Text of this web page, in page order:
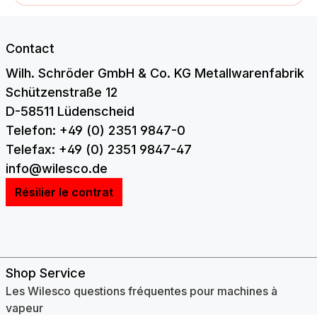
Contact
Wilh. Schröder GmbH & Co. KG Metallwarenfabrik
Schützenstraße 12
D-58511 Lüdenscheid
Telefon: +49 (0) 2351 9847-0
Telefax: +49 (0) 2351 9847-47
info@wilesco.de
Résilier le contrat
Shop Service
Les Wilesco questions fréquentes pour machines à
vapeur